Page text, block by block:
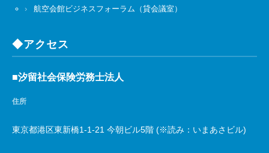
航空会館ビジネスフォーラム（貸会議室）
◆アクセス
■汐留社会保険労務士法人
住所
東京都港区東新橋1-1-21 今朝ビル5階 (※読み：いまあさビル)